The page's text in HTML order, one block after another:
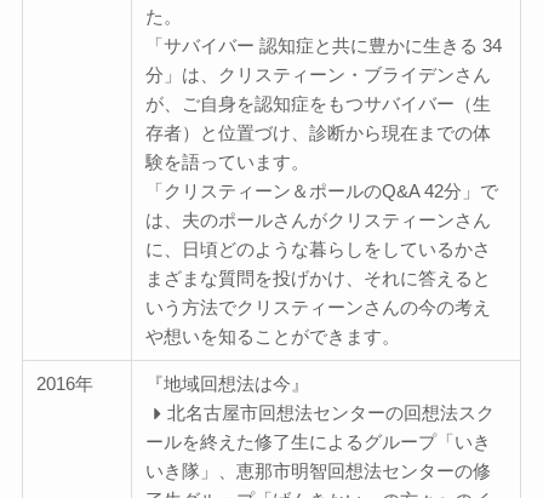
た。
「サバイバー 認知症と共に豊かに生きる 34
分」は、クリスティーン・ブライデンさん
が、ご自身を認知症をもつサバイバー（生
存者）と位置づけ、診断から現在までの体
験を語っています。
「クリスティーン＆ポールのQ&A 42分」で
は、夫のポールさんがクリスティーンさん
に、日頃どのような暮らしをしているかさ
まざまな質問を投げかけ、それに答えると
いう方法でクリスティーンさんの今の考え
や想いを知ることができます。
2016年
『地域回想法は今』
北名古屋市回想法センターの回想法スク
ールを終えた修了生によるグループ「いき
いき隊」、恵那市明智回想法センターの修